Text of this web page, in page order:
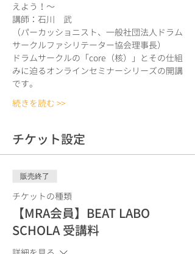
えよう！〜
講師：石川　武
（パーカッショニスト、一般社団法人ドラム
サークルファシリテーター協会理事長）
ドラムサークルの「core（核）」とその仕組
みに迫るオンラインセミナーシリーズの開講
です。
続きを読む >>
チケット設定
販売終了
チケットの種類
【MRA会員】BEAT LABO
SCHOLA 受講料